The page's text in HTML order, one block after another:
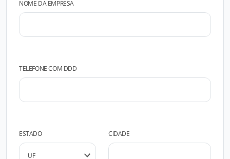
NOME DA EMPRESA
TELEFONE COM DDD
ESTADO CIDADE